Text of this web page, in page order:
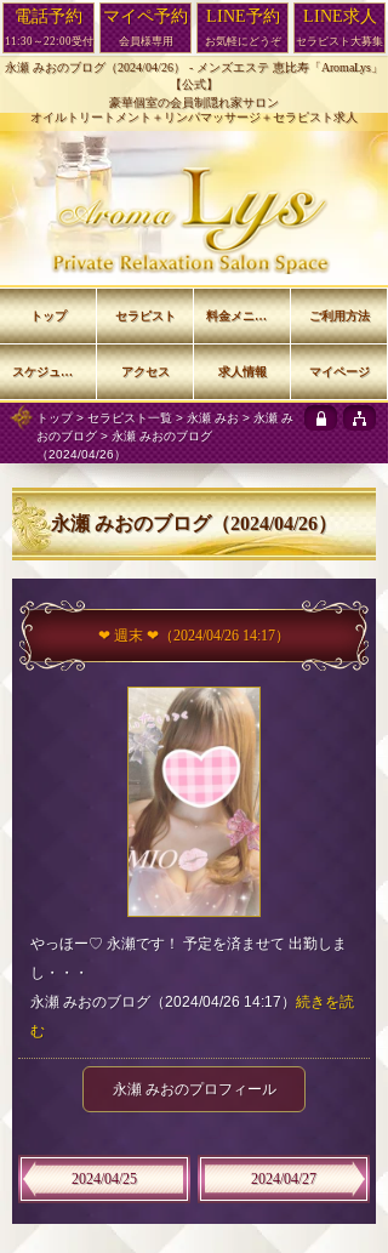
永瀬 みおのブログ（2024/04/26） - メンズエステ 恵比寿「AromaLys」
【公式】
豪華個室の会員制隠れ家サロン
オイルトリートメント＋リンパマッサージ＋セラピスト求人
トップ> セラピスト一覧 >永瀬 みお >永瀬 み
おのブログ> 永瀬 みおのブログ
（2024/04/26）
永瀬 みおのブログ（2024/04/26）
❤︎ 週末 ❤︎ （2024/04/26 14:17）
やっほー♡ 永瀬です！ 予定を済ませて 出勤しま
し・・・
永瀬 みおのブログ（2024/04/26 14:17） 続きを読
む
永瀬 みおのプロフィール
2024/04/25 2024/04/27
トップ セラピスト 料金メニュー ご利用方法
スケジュール アクセス 求人情報 マイページ
電話予約
11:30～22:00受付
マイペ予約
会員様専用
LINE予約
お気軽にどうぞ
LINE求人
セラピスト大募集